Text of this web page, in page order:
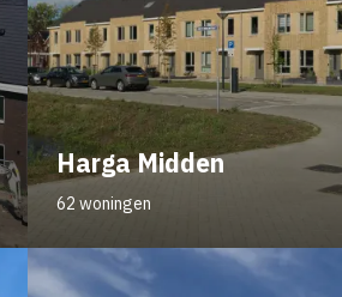
Harga Midden
62 woningen